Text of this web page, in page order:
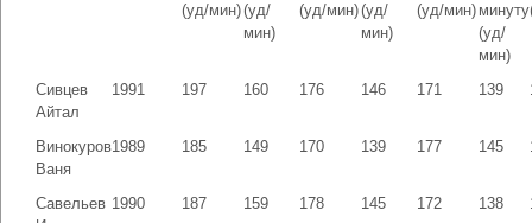
(уд/мин)(уд/
мин)
(уд/мин)(уд/
мин)
(уд/мин) минуту
(уд/
мин)
Сивцев
Айтал
1991 197 160 176 146 171 139
Винокуров
Ваня
1989 185 149 170 139 177 145
Савельев 1990 187 159 178 145 172 138